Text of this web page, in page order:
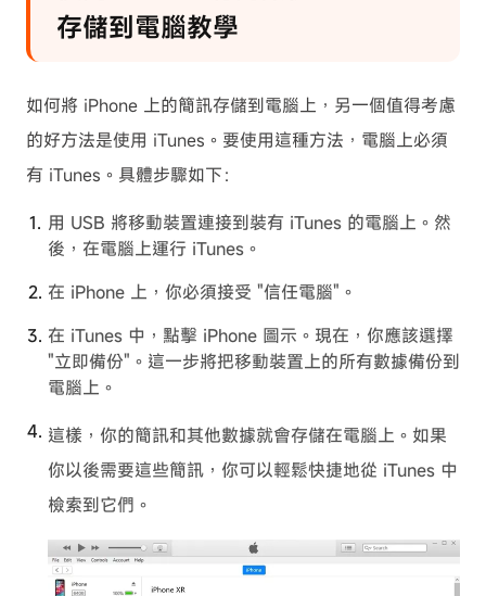
存儲到電腦教學
如何將 iPhone 上的簡訊存儲到電腦上，另一個值得考慮
的好方法是使用 iTunes。要使用這種方法，電腦上必須
有 iTunes。具體步驟如下：
用 USB 將移動裝置連接到裝有 iTunes 的電腦上。然
後，在電腦上運行 iTunes。
在 iPhone 上，你必須接受 "信任電腦"。
在 iTunes 中，點擊 iPhone 圖示。現在，你應該選擇
"立即備份"。這一步將把移動裝置上的所有數據備份到
電腦上。
這樣，你的簡訊和其他數據就會存儲在電腦上。如果
你以後需要這些簡訊，你可以輕鬆快捷地從 iTunes 中
檢索到它們。